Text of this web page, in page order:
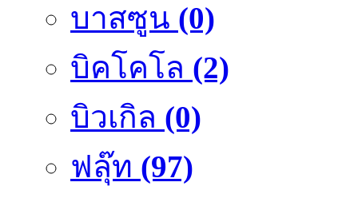
บาสซูน (0)
บิคโคโล (2)
บิวเกิล (0)
ฟลุ๊ท (97)